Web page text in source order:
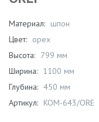
Материал: шпон
Цвет: орех
Высота: 799 мм
Ширина: 1100 мм
Глубина: 450 мм
Артикул: KOM-643/ORE